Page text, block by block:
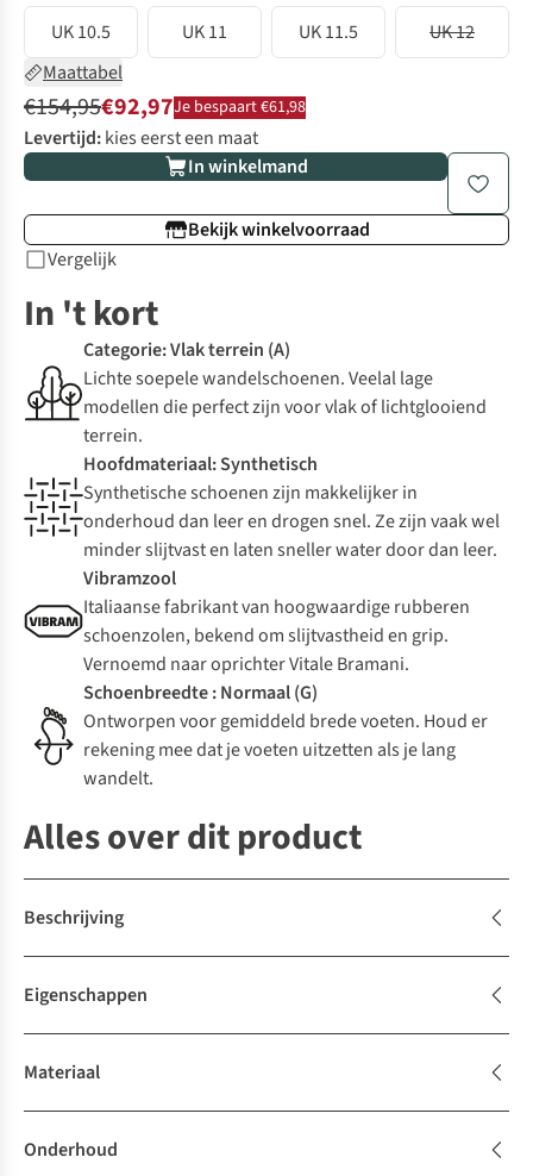
UK 10.5 UK 11 UK 11.5
UK 12
Maattabel
€154,95€92,97Je bespaart €61,98
Levertijd:kies eerst een maat
In winkelmand
Bekijk winkelvoorraad
Vergelijk
In 't kort
Categorie: Vlak terrein (A)
Lichte soepele wandelschoenen. Veelal lage
modellen die perfect zijn voor vlak of lichtglooiend
terrein.
Hoofdmateriaal: Synthetisch
Synthetische schoenen zijn makkelijker in
onderhoud dan leer en drogen snel. Ze zijn vaak wel
minder slijtvast en laten sneller water door dan leer.
Vibramzool
Italiaanse fabrikant van hoogwaardige rubberen
schoenzolen, bekend om slijtvastheid en grip.
Vernoemd naar oprichter Vitale Bramani.
Schoenbreedte : Normaal (G)
Ontworpen voor gemiddeld brede voeten. Houd er
rekening mee dat je voeten uitzetten als je lang
wandelt.
Alles over dit product
Beschrijving
Eigenschappen
Materiaal
Onderhoud